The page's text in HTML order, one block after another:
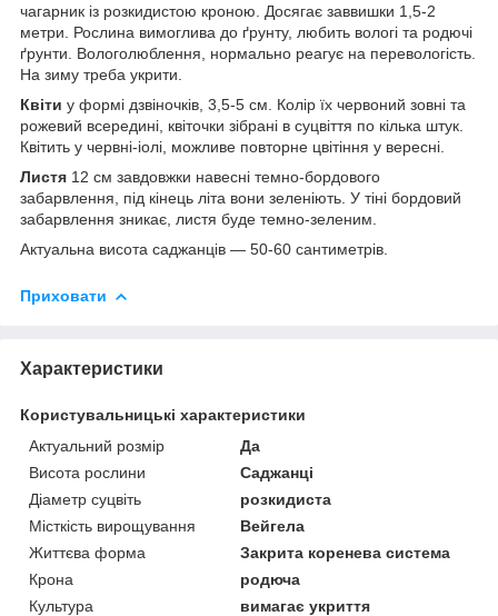
чагарник із розкидистою кроною. Досягає заввишки 1,5-2
метри. Рослина вимоглива до ґрунту, любить вологі та родючі
ґрунти. Вологолюблення, нормально реагує на перевологість.
На зиму треба укрити.
Квіти у формі дзвіночків, 3,5-5 см. Колір їх червоний зовні та
рожевий всередині, квіточки зібрані в суцвіття по кілька штук.
Квітить у червні-іолі, можливе повторне цвітіння у вересні.
Листя 12 см завдовжки навесні темно-бордового
забарвлення, під кінець літа вони зеленіють. У тіні бордовий
забарвлення зникає, листя буде темно-зеленим.
Актуальна висота саджанців — 50-60 сантиметрів.
Приховати
Характеристики
Користувальницькі характеристики
Актуальний розмір
Да
Висота рослини
Саджанці
Діаметр суцвіть
розкидиста
Місткість вирощування
Вейгела
Життєва форма
Закрита коренева система
Крона
родюча
Культура
вимагає укриття